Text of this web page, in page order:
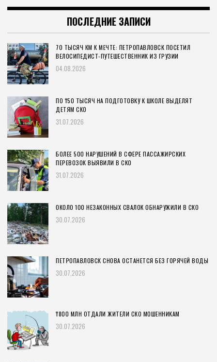
ПОСЛЕДНИЕ ЗАПИСИ
70 ТЫСЯЧ КМ К МЕЧТЕ: ПЕТРОПАВЛОВСК ПОСЕТИЛ
ВЕЛОСИПЕДИСТ-ПУТЕШЕСТВЕННИК ИЗ ГРУЗИИ
04.08.2026
ПО ₸50 ТЫСЯЧ НА ПОДГОТОВКУ К ШКОЛЕ ВЫДЕЛЯТ
ДЕТЯМ СКО
31.07.2026
БОЛЕЕ 500 НАРУШЕНИЙ В СФЕРЕ ПАССАЖИРСКИХ
ПЕРЕВОЗОК ВЫЯВИЛИ В СКО
31.07.2026
ОКОЛО 100 НЕЗАКОННЫХ СВАЛОК ОБНАРУЖИЛИ В СКО
30.07.2026
ПЕТРОПАВЛОВСК СНОВА ОСТАНЕТСЯ БЕЗ ГОРЯЧЕЙ ВОДЫ
30.07.2026
₸800 МЛН ОТДАЛИ ЖИТЕЛИ СКО МОШЕННИКАМ
30.07.2026